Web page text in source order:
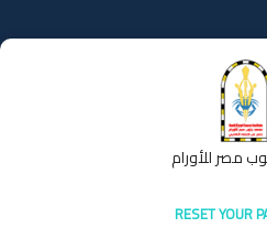
مصر للأورام
RESET YOUR